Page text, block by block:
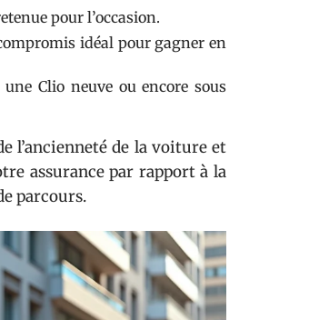
pour l’occasion.
idéal pour gagner en
Clio neuve ou encore sous
l’ancienneté de la voiture et
assurance par rapport à la
parcours.